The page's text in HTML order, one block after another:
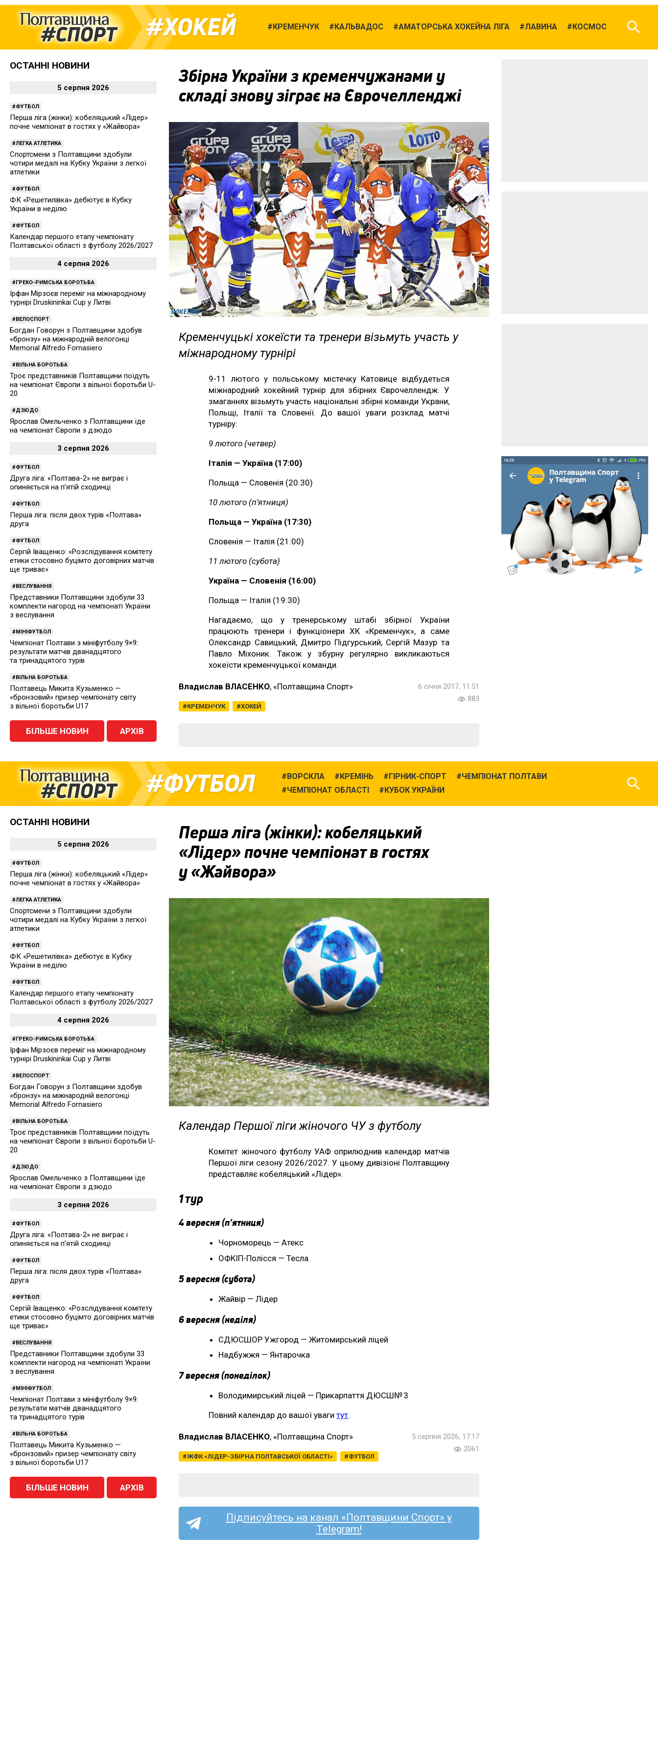
ХОКЕЙ КРЕМЕНЧУК КАЛЬВАДОС АМАТОРСЬКА ХОКЕЙНА ЛІГА ЛАВИНА КОСМОС
Збірна України з кременчужанами у
складі знову зіграє на Єврочелленджі
Кременчуцькі хокеїсти та тренери візьмуть участь у
міжнародному турнірі
9-11 лютого у польському містечку Катовице відбудеться
міжнародний хокейний турнір для збірних Єврочеллендж. У
змаганнях візьмуть участь національні збірні команди Украни,
Польщі, Італії та Словенії. До вашої уваги розклад матчі
турніру:
9 лютого (четвер)
Італія — Україна (17:00)
Польща — Словенія (20:30)
10 лютого (п’ятниця)
Польща — Україна (17:30)
Словенія — Італія (21:00)
11 лютого (субота)
Україна — Словенія (16:00)
Польща — Італія (19:30)
Нагадаємо, що у тренерському штабі збірної України
працюють тренери і функціонери ХК «Кременчук», а саме
Олександр Савицький, Дмитро Підгурський, Сергій Мазур та
Павло Міхоник. Також у збурну регулярно викликаються
хокеїсти кременчуцької команди.
Владислав ВЛАСЕНКО, «Полтавщина Спорт»
КРЕМЕНЧУК ХОКЕЙ
6 січня 2017, 11:51
883
ОСТАННІ НОВИНИ
5 серпня 2026
ФУТБОЛ
Перша ліга (жінки): кобеляцький «Лідер»
почне чемпіонат в гостях у «Жайвора»
ЛЕГКА АТЛЕТИКА
Спортсмени з Полтавщини здобули
чотири медалі на Кубку України з легкої
атлетики
ФУТБОЛ
ФК «Решетилівка» дебютує в Кубку
України в неділю
ФУТБОЛ
Календар першого етапу чемпіонату
Полтавської області з футболу 2026/2027
4 серпня 2026
ГРЕКО-РИМСЬКА БОРОТЬБА
Ірфан Мірзоєв переміг на міжнародному
турнірі Druskininkai Cup у Литві
ВЕЛОСПОРТ
Богдан Говорун з Полтавщини здобув
«бронзу» на міжнародній велогонці
Memorial Alfredo Fornasiero
ВІЛЬНА БОРОТЬБА
Троє представників Полтавщини поїдуть
на чемпіонат Європи з вільної боротьби U-
20
ДЗЮДО
Ярослав Омельченко з Полтавщини їде
на чемпіонат Європи з дзюдо
3 серпня 2026
ФУТБОЛ
Друга ліга: «Полтава-2» не виграє і
опиняється на п’ятій сходинці
ФУТБОЛ
Перша ліга: після двох турів «Полтава»
друга
ФУТБОЛ
Сергій Іващенко: «Розслідування комітету
етики стосовно буцімто договірних матчів
ще триває»
ВЕСЛУВАННЯ
Представники Полтавщини здобули 33
комплекти нагород на чемпіонаті України
з веслування
МІНІФУТБОЛ
Чемпіонат Полтави з мініфутболу 9×9:
результати матчів дванадцятого
та тринадцятого турів
ВІЛЬНА БОРОТЬБА
Полтавець Микита Кузьменко —
«бронзовий» призер чемпіонату світу
з вільної боротьби U17
БІЛЬШЕ НОВИН АРХІВ
ФУТБОЛ ВОРСКЛА КРЕМІНЬ ГІРНИК-СПОРТ
ЧЕМПІОНАТ ПОЛТАВИ
ЧЕМПІОНАТ ОБЛАСТІ
КУБОК УКРАЇНИ
Перша ліга (жінки): кобеляцький
«Лідер» почне чемпіонат в гостях
у «Жайвора»
Календар Першої ліги жіночого ЧУ з футболу
Комітет жіночого футболу УАФ оприлюднив календар матчів
Першої ліги сезону 2026/2027. У цьому дивізіоні Полтавщину
представляє кобеляцький «Лідер».
1 тур
4 вересня (п’ятниця)
Чорноморець — Атекс
ОФКІП-Полісся — Тесла
5 вересня (субота)
Жайвір — Лідер
6 вересня (неділя)
СДЮСШОР Ужгород — Житомирський ліцей
Надбужжя — Янтарочка
7 вересня (понеділок)
Володимирський ліцей — Прикарпаття ДЮСШ№ 3
Повний календар до вашої увагитут.
Владислав ВЛАСЕНКО, «Полтавщина Спорт»
ЖФК «ЛІДЕР-ЗБІРНА ПОЛТАВСЬКОЇ ОБЛАСТІ» ФУТБОЛ
5 серпня 2026, 17:17
2061
Підписуйтесь на канал «Полтавщини Спорт» у
Telegram!
ОСТАННІ НОВИНИ
5 серпня 2026
ФУТБОЛ
Перша ліга (жінки): кобеляцький «Лідер»
почне чемпіонат в гостях у «Жайвора»
ЛЕГКА АТЛЕТИКА
Спортсмени з Полтавщини здобули
чотири медалі на Кубку України з легкої
атлетики
ФУТБОЛ
ФК «Решетилівка» дебютує в Кубку
України в неділю
ФУТБОЛ
Календар першого етапу чемпіонату
Полтавської області з футболу 2026/2027
4 серпня 2026
ГРЕКО-РИМСЬКА БОРОТЬБА
Ірфан Мірзоєв переміг на міжнародному
турнірі Druskininkai Cup у Литві
ВЕЛОСПОРТ
Богдан Говорун з Полтавщини здобув
«бронзу» на міжнародній велогонці
Memorial Alfredo Fornasiero
ВІЛЬНА БОРОТЬБА
Троє представників Полтавщини поїдуть
на чемпіонат Європи з вільної боротьби U-
20
ДЗЮДО
Ярослав Омельченко з Полтавщини їде
на чемпіонат Європи з дзюдо
3 серпня 2026
ФУТБОЛ
Друга ліга: «Полтава-2» не виграє і
опиняється на п’ятій сходинці
ФУТБОЛ
Перша ліга: після двох турів «Полтава»
друга
ФУТБОЛ
Сергій Іващенко: «Розслідування комітету
етики стосовно буцімто договірних матчів
ще триває»
ВЕСЛУВАННЯ
Представники Полтавщини здобули 33
комплекти нагород на чемпіонаті України
з веслування
МІНІФУТБОЛ
Чемпіонат Полтави з мініфутболу 9×9:
результати матчів дванадцятого
та тринадцятого турів
ВІЛЬНА БОРОТЬБА
Полтавець Микита Кузьменко —
«бронзовий» призер чемпіонату світу
з вільної боротьби U17
БІЛЬШЕ НОВИН АРХІВ